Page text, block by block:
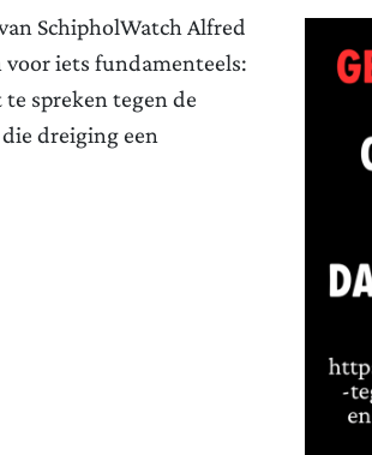
SchipholWatch Alfred
iets fundamenteels:
spreken tegen de
dreiging een